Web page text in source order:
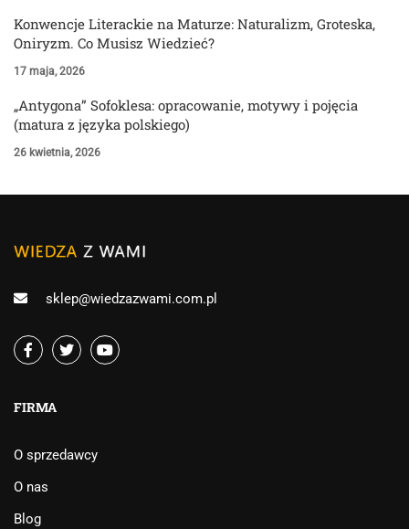
Konwencje Literackie na Maturze: Naturalizm, Groteska,
Oniryzm. Co Musisz Wiedzieć?
17 maja, 2026
„Antygona” Sofoklesa: opracowanie, motywy i pojęcia
(matura z języka polskiego)
26 kwietnia, 2026
sklep@wiedzazwami.com.pl
FIRMA
O sprzedawcy
O nas
Blog